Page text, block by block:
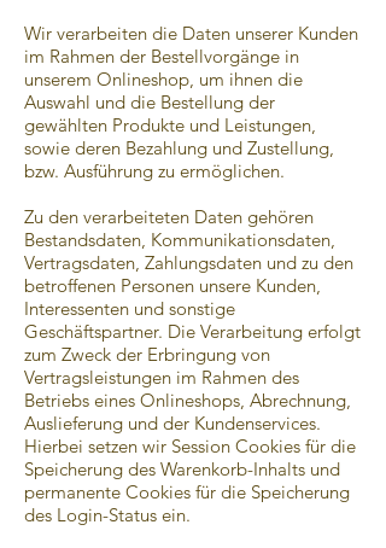
Wir verarbeiten die Daten unserer Kunden
im Rahmen der Bestellvorgänge in
unserem Onlineshop, um ihnen die
Auswahl und die Bestellung der
gewählten Produkte und Leistungen,
sowie deren Bezahlung und Zustellung,
bzw. Ausführung zu ermöglichen.
Zu den verarbeiteten Daten gehören
Bestandsdaten, Kommunikationsdaten,
Vertragsdaten, Zahlungsdaten und zu den
betroffenen Personen unsere Kunden,
Interessenten und sonstige
Geschäftspartner. Die Verarbeitung erfolgt
zum Zweck der Erbringung von
Vertragsleistungen im Rahmen des
Betriebs eines Onlineshops, Abrechnung,
Auslieferung und der Kundenservices.
Hierbei setzen wir Session Cookies für die
Speicherung des Warenkorb-Inhalts und
permanente Cookies für die Speicherung
des Login-Status ein.